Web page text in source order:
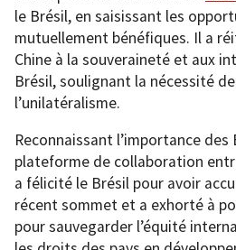
le Brésil, en saisissant les
mutuellement bénéfiques. Il a
Chine à la souveraineté et aux
Brésil, soulignant la nécessité
l’unilatéralisme.
Reconnaissant l’importance des
plateforme de collaboration
a félicité le Brésil pour avoir
récent sommet et a exhorté à
pour sauvegarder l’équité